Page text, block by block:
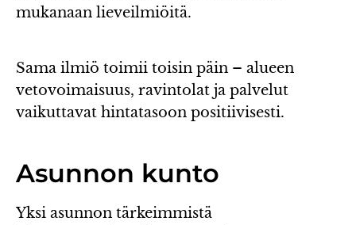
mukanaan lieveilmiöitä.
Sama ilmiö toimii toisin päin – alueen
vetovoimaisuus, ravintolat ja palvelut
vaikuttavat hintatasoon positiivisesti.
Asunnon kunto
Yksi asunnon tärkeimmistä